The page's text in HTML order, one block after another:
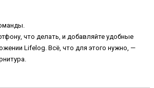
что делать, и добавляйте удобные
Lifelog. Всё, что для этого нужно, —